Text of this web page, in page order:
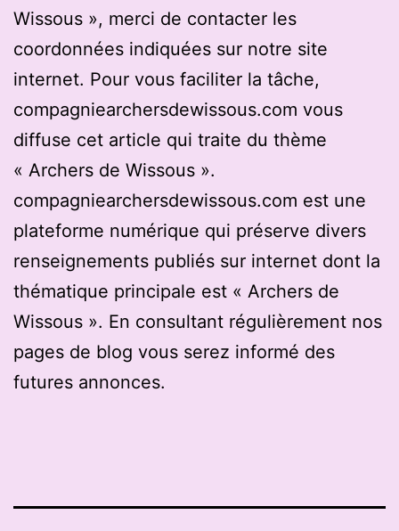
Wissous », merci de contacter les
coordonnées indiquées sur notre site
internet. Pour vous faciliter la tâche,
compagniearchersdewissous.com vous
diffuse cet article qui traite du thème
« Archers de Wissous ».
compagniearchersdewissous.com est une
plateforme numérique qui préserve divers
renseignements publiés sur internet dont la
thématique principale est « Archers de
Wissous ». En consultant régulièrement nos
pages de blog vous serez informé des
futures annonces.